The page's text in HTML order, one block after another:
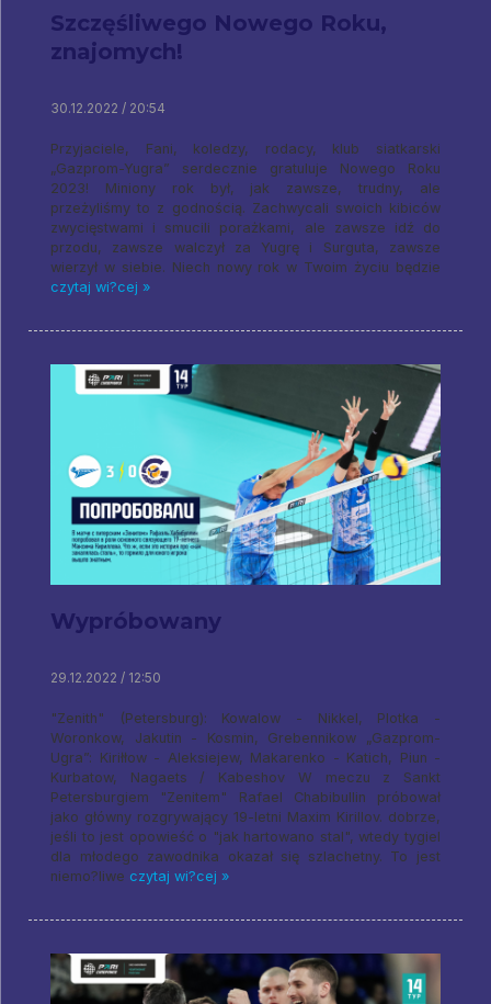
Szczęśliwego Nowego Roku,
znajomych!
30.12.2022 / 20:54
Przyjaciele, Fani, koledzy, rodacy, klub siatkarski
„Gazprom-Yugra” serdecznie gratuluje Nowego Roku
2023! Miniony rok był, jak zawsze, trudny, ale
przeżyliśmy to z godnością. Zachwycali swoich kibiców
zwycięstwami i smucili porażkami, ale zawsze idź do
przodu, zawsze walczył za Yugrę i Surguta, zawsze
wierzył w siebie. Niech nowy rok w Twoim życiu będzie
czytaj wi?cej »
Wypróbowany
29.12.2022 / 12:50
"Zenith" (Petersburg): Kowalow - Nikkel, Plotka -
Woronkow, Jakutin - Kosmin, Grebennikow „Gazprom-
Ugra”: Kiriłłow - Aleksiejew, Makarenko - Katich, Piun -
Kurbatow, Nagaets / Kabeshov W meczu z Sankt
Petersburgiem "Zenitem" Rafael Chabibullin próbował
jako główny rozgrywający 19-letni Maxim Kirillov. dobrze,
jeśli to jest opowieść o "jak hartowano stal", wtedy tygiel
dla młodego zawodnika okazał się szlachetny. To jest
niemo?liwe czytaj wi?cej »